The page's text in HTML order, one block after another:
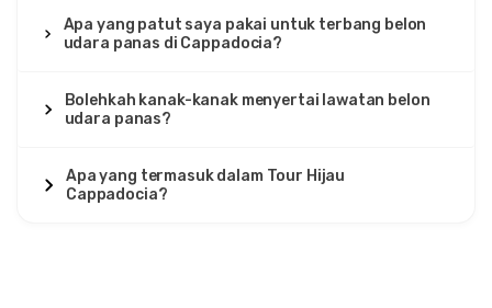
Apa yang patut saya pakai untuk terbang belon
udara panas di Cappadocia?
Bolehkah kanak-kanak menyertai lawatan belon
udara panas?
Apa yang termasuk dalam Tour Hijau
Cappadocia?